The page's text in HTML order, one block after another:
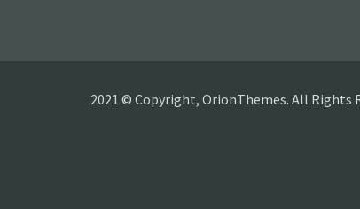
2021 © Copyright, OrionThemes. All Rights